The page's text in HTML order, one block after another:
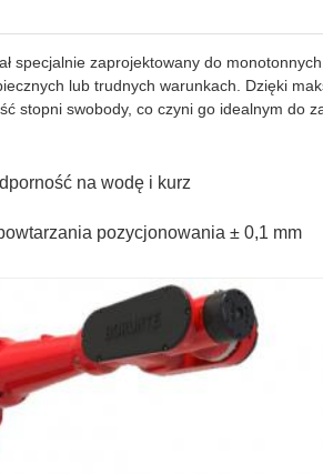
specjalnie zaprojektowany do
lub trudnych warunkach. Dzięki
stopni swobody, co czyni go idealnym do
na wodę i kurz
pozycjonowania ± 0,1 mm